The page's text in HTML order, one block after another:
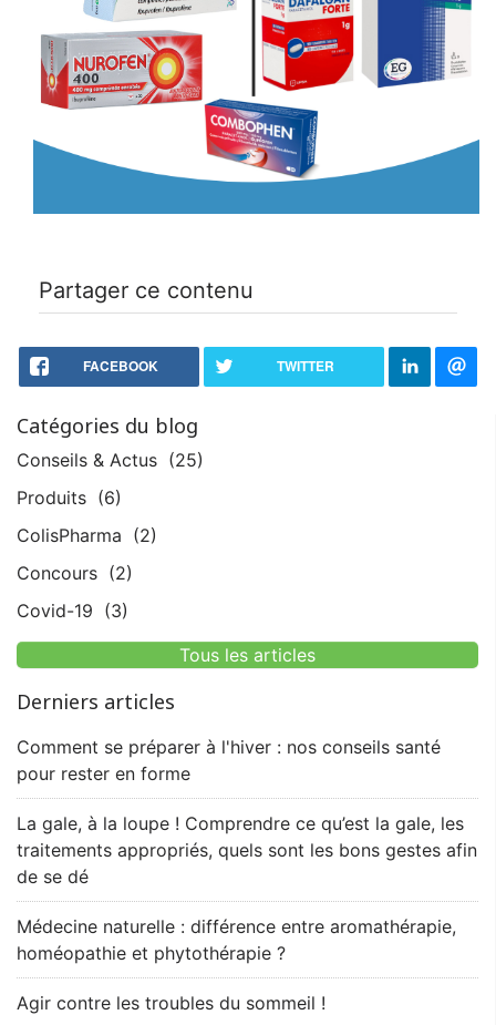
Catégories du blog
Conseils & Actus (25)
Produits (6)
ColisPharma (2)
Concours (2)
Covid-19 (3)
Tous les articles
Derniers articles
Comment se préparer à l'hiver : nos conseils santé
pour rester en forme
La gale, à la loupe ! Comprendre ce qu’est la gale, les
traitements appropriés, quels sont les bons gestes afin
de se dé
Médecine naturelle : différence entre aromathérapie,
homéopathie et phytothérapie ?
Agir contre les troubles du sommeil !
Partager ce contenu
FACEBOOK TWITTER